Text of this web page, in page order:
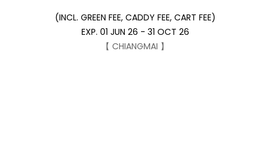
(INCL. GREEN FEE, CADDY FEE, CART FEE)
EXP. 01 JUN 26 - 31 OCT 26
【 CHIANGMAI 】